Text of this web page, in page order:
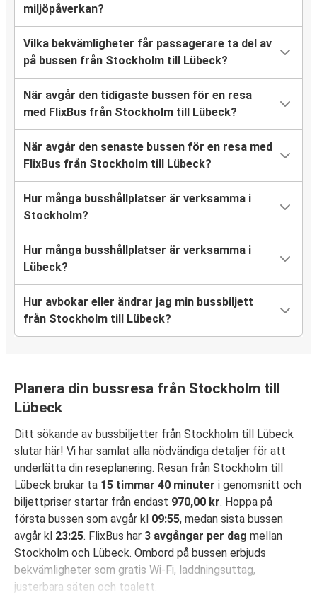
miljöpåverkan?
Vilka bekvämligheter får passagerare ta del av
på bussen från Stockholm till Lübeck?
När avgår den tidigaste bussen för en resa
med FlixBus från Stockholm till Lübeck?
När avgår den senaste bussen för en resa med
FlixBus från Stockholm till Lübeck?
Hur många busshållplatser är verksamma i
Stockholm?
Hur många busshållplatser är verksamma i
Lübeck?
Hur avbokar eller ändrar jag min bussbiljett
från Stockholm till Lübeck?
Planera din bussresa från Stockholm till
Lübeck
Ditt sökande av bussbiljetter från Stockholm till Lübeck
slutar här! Vi har samlat alla nödvändiga detaljer för att
underlätta din reseplanering. Resan från Stockholm till
Lübeck brukar ta 15 timmar 40 minuter i genomsnitt och
biljettpriser startar från endast 970,00 kr. Hoppa på
första bussen som avgår kl 09:55, medan sista bussen
avgår kl 23:25. FlixBus har 3 avgångar per dag mellan
Stockholm och Lübeck. Ombord på bussen erbjuds
bekvämligheter som gratis Wi-Fi, laddningsuttag,
justerbara säten och toalett.